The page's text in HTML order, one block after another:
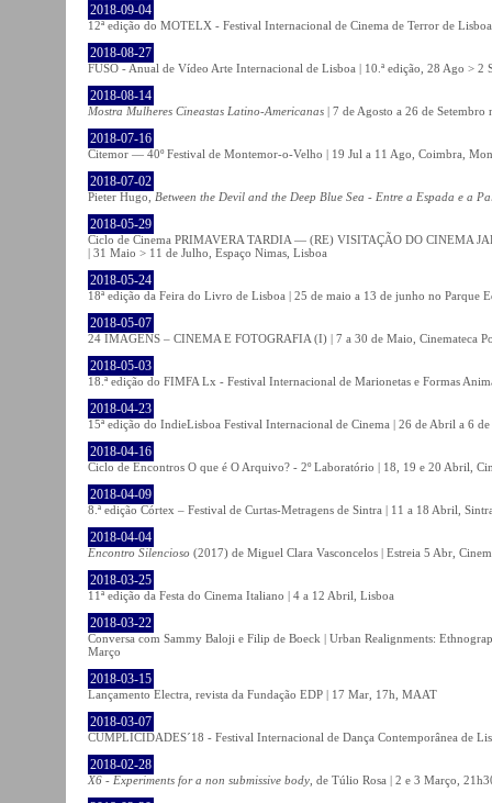
2018-09-04
12ª edição do MOTELX - Festival Internacional de Cinema de Terror de
2018-08-27
FUSO - Anual de Vídeo Arte Internacional de Lisboa | 10.ª edição, 28 Ago > 2
2018-08-14
Mostra Mulheres Cineastas Latino-Americanas | 7 de Agosto a 26 de Setembro
2018-07-16
Citemor — 40º Festival de Montemor-o-Velho | 19 Jul a 11 Ago, Coimbra,
2018-07-02
Pieter Hugo, Between the Devil and the Deep Blue Sea - Entre a Espada e a
2018-05-29
Ciclo de Cinema PRIMAVERA TARDIA — (RE) VISITAÇÃO DO CINEMA
| 31 Maio > 11 de Julho, Espaço Nimas, Lisboa
2018-05-24
18ª edição da Feira do Livro de Lisboa | 25 de maio a 13 de junho no Parque
2018-05-07
24 IMAGENS – CINEMA E FOTOGRAFIA (I) | 7 a 30 de Maio, Cinemateca
2018-05-03
18.ª edição do FIMFA Lx - Festival Internacional de Marionetas e Formas
2018-04-23
15ª edição do IndieLisboa Festival Internacional de Cinema | 26 de Abril a 6
2018-04-16
Ciclo de Encontros O que é O Arquivo? - 2º Laboratório | 18, 19 e 20 Abril,
2018-04-09
8.ª edição Córtex – Festival de Curtas-Metragens de Sintra | 11 a 18 Abril,
2018-04-04
Encontro Silencioso (2017) de Miguel Clara Vasconcelos | Estreia 5 Abr,
2018-03-25
11ª edição da Festa do Cinema Italiano | 4 a 12 Abril, Lisboa
2018-03-22
Conversa com Sammy Baloji e Filip de Boeck | Urban Realignments:
Março
2018-03-15
Lançamento Electra, revista da Fundação EDP | 17 Mar, 17h, MAAT
2018-03-07
CUMPLICIDADES´18 - Festival Internacional de Dança Contemporânea de
2018-02-28
X6 - Experiments for a non submissive body , de Túlio Rosa | 2 e 3 Março,